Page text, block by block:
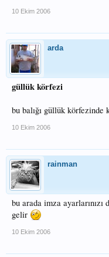
10 Ekim 2006
arda
güllük körfezi
bu balığı güllük körfezinde
10 Ekim 2006
rainman
bu arada imza
gelir
10 Ekim 2006